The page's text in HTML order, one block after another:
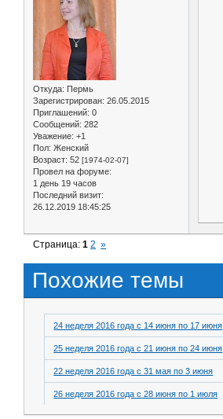
Откуда: Пермь
Зарегистрирован: 26.05.2015
Приглашений: 0
Сообщений: 282
Уважение: +1
Пол: Женский
Возраст: 52 [1974-02-07]
Провел на форуме:
1 день 19 часов
Последний визит:
26.12.2019 18:45:25
Страница:1 2 »
Похожие темы
24 неделя 2016 года с 14 июня по 17 июня
25 неделя 2016 года с 21 июня по 24 июня
22 неделя 2016 года с 31 мая по 3 июня
26 неделя 2016 года с 28 июня по 1 июля